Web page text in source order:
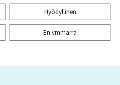
Hyödyllinen
En ymmärrä